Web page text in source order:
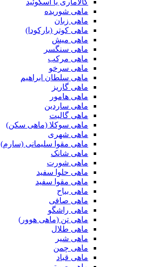
ماهی شوریده
ماهی زبان
ماهی کوتر (بارکودا)
ماهی میش
ماهی سنگسر
ماهی مرکب
ماهی سرخو
ماهی سلطان ابراهیم
ماهی گاریز
ماهی هامور
ماهی ساردین
ماهی گالیت
ماهی سوکلا (ماهی سکن)
ماهی شهری
ماهی مقوا سلیمانی (سارم)
ماهی شانک
ماهی شورت
ماهی حلوا سفید
ماهی مقوا سفید
ماهی بیاح
ماهی صافی
ماهی راشگو
ماهی تن (ماهی هوور)
ماهی طلال
ماهی شیر
ماهی چمن
ماهی قباد